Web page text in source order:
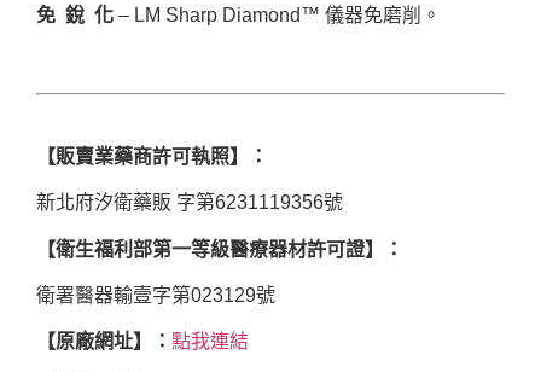
免 銳 化 – LM Sharp Diamond™ 儀器免磨削。
【販賣業藥商許可執照】：
新北府汐衛藥販 字第6231119356號
【衛生福利部第一等級醫療器材許可證】：
衛署醫器輸壹字第023129號
【原廠網址】： 點我連結